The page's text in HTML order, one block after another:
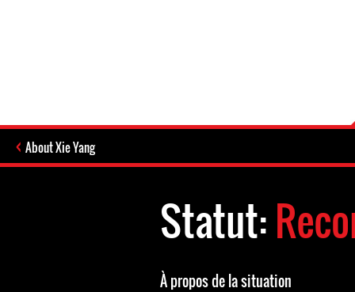
About Xie Yang
Statut:
À propos de la situation